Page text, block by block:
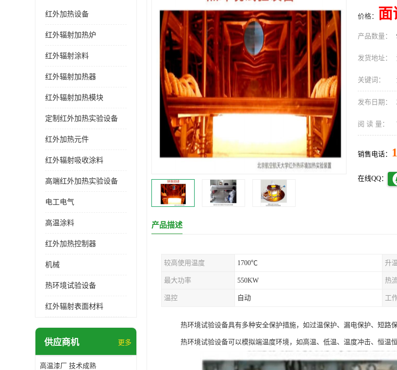
红外加热设备
红外辐射加热炉
红外辐射涂料
红外辐射加热器
红外辐射加热模块
定制红外加热实验设备
红外加热元件
红外辐射吸收涂料
高端红外加热实验设备
电工电气
高温涂料
红外加热控制器
机械
热环境试验设备
红外辐射表面材料
供应商机 更多
高温漆厂 技术成熟
价格： 面
产品数量：
发货地址：
关键词：
发布日期：
阅 读 量：
销售电话：
在线QQ：
产品描述
较高使用温度 1700℃ 升
最大功率 550KW 热
温控 自动 工
热环境试验设备具有多种安全保护措施，如过温保护、漏电保护、短路
热环境试验设备可以模拟端温度环境，如高温、低温、温度冲击、恒温